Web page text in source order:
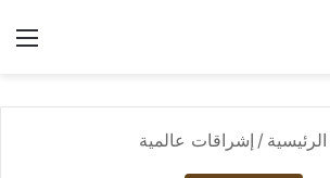
الرئيسية / إشراقات عالمية